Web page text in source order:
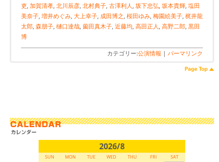
吏, 加賀清孝, 北川辰彦, 北村典子, 古澤利人, 坂下忠弘, 坂本貴輝, 塩田
美奈子, 増井めぐみ, 大上幸子, 成田博之, 桜田ゆみ, 梅園絵美子, 梶井龍
太郎, 森朋子, 樋口達哉, 薗田真木子, 近藤均, 高田正人, 高野二郎, 黒田
博
カテゴリー:公演情報 | パーマリンク
2026/8
SUN MON TUE WED THU FRI SAT